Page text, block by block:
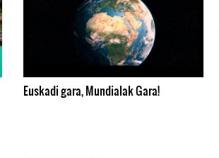
Euskadi gara, Mundialak Gara!